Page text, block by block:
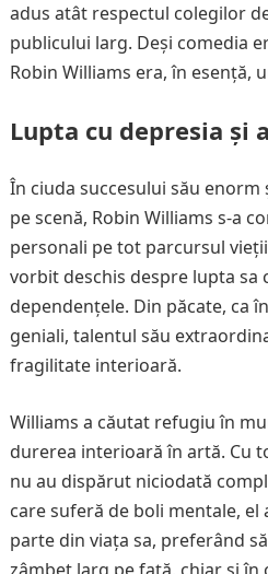
adus atât respectul colegilor
publicului larg. Deși comedia
Robin Williams era, în esență,
Lupta cu depresia și
În ciuda succesului său
pe scenă, Robin Williams s-a
personali pe tot parcursul
vorbit deschis despre lupta sa
dependențele. Din păcate, ca
geniali, talentul său
fragilitate interioară.
Williams a căutat refugiu în
durerea interioară în artă. Cu
nu au dispărut niciodată
care suferă de boli mentale, el
parte din viața sa, preferând